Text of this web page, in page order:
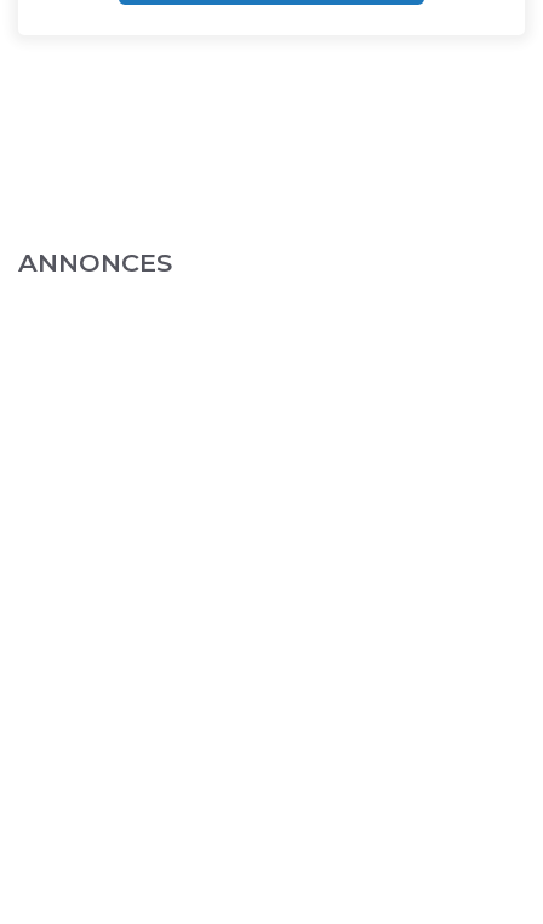
ANNONCES